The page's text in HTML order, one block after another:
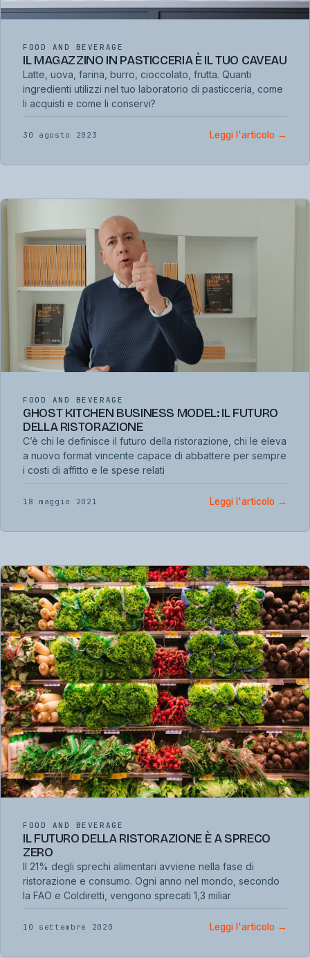
FOOD AND BEVERAGE
IL MAGAZZINO IN PASTICCERIA È IL TUO CAVEAU
Latte, uova, farina, burro, cioccolato, frutta. Quanti
ingredienti utilizzi nel tuo laboratorio di pasticceria, come
li acquisti e come li conservi?
30 agosto 2023 Leggi l'articolo →
FOOD AND BEVERAGE
GHOST KITCHEN BUSINESS MODEL: IL FUTURO
DELLA RISTORAZIONE
C’è chi le definisce il futuro della ristorazione, chi le eleva
a nuovo format vincente capace di abbattere per sempre
i costi di affitto e le spese relati
18 maggio 2021 Leggi l'articolo →
FOOD AND BEVERAGE
IL FUTURO DELLA RISTORAZIONE È A SPRECO
ZERO
Il 21% degli sprechi alimentari avviene nella fase di
ristorazione e consumo. Ogni anno nel mondo, secondo
la FAO e Coldiretti, vengono sprecati 1,3 miliar
10 settembre 2020 Leggi l'articolo →